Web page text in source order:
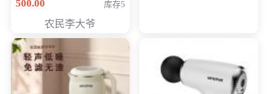
500.00 库存5
农民李大爷